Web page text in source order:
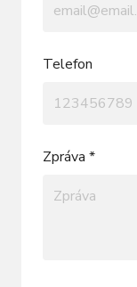
Telefon
Zpráva *